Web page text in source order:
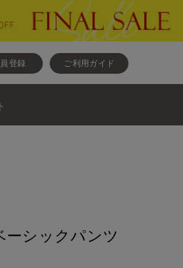
登録 ご利用ガイド
シックパンツ